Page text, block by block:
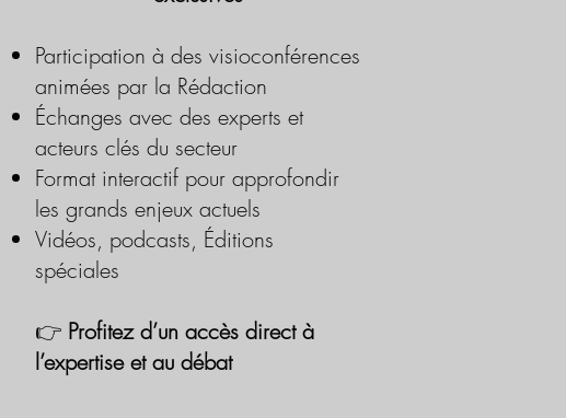
Participation à des visioconférences
animées par la Rédaction
Échanges avec des experts et
acteurs clés du secteur
Format interactif pour approfondir
les grands enjeux actuels
Vidéos, podcasts, Éditions
spéciales
👉 Profitez d’un accès direct à
l’expertise et au débat